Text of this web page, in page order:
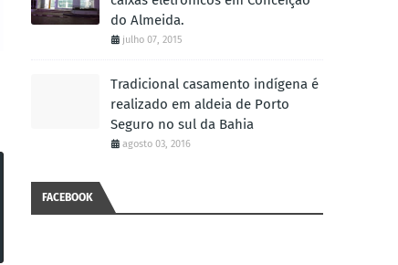
do Almeida.
julho 07, 2015
Tradicional casamento indígena é
realizado em aldeia de Porto
Seguro no sul da Bahia
agosto 03, 2016
FACEBOOK